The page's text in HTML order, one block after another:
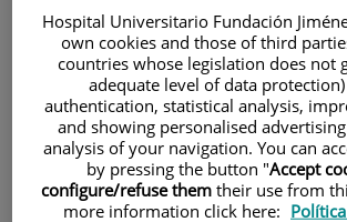
Teaching
Teléfono de atención al
Hospital Universitario Fundación
own cookies and those of third
countries whose legislation does not
adequate level of data
authentication, statistical analysis,
and showing personalised
analysis of your navigation. You can
by pressing the button "Accept
configure/refuse them their use from
more information click here: